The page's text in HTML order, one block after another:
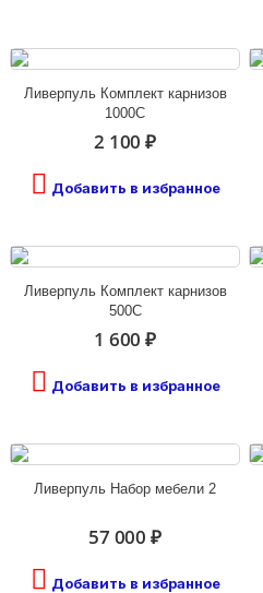
Ливерпуль Комплект карнизов
1000С
2 100 ₽
Добавить в избранное
Ливерпуль Комплект карнизов
500С
1 600 ₽
Добавить в избранное
Ливерпуль Набор мебели 2
57 000 ₽
Добавить в избранное